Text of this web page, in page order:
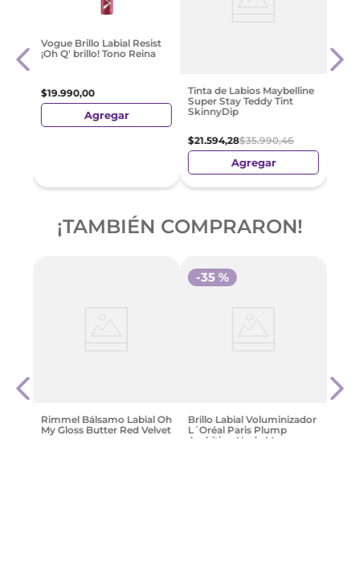
Vogue Brillo Labial Resist
¡Oh Q' brillo! Tono Reina
$19.990,00
Agregar
Tinta de Labios Maybelline
Super Stay Teddy Tint
SkinnyDip
$21.594,28$35.990,46
Agregar
¡TAMBIÉN COMPRARON!
Rimmel Bálsamo Labial Oh
My Gloss Butter Red Velvet
Brillo Labial Voluminizador
L´Oréal Paris Plump
Ambition Nude Macaron
-35 %